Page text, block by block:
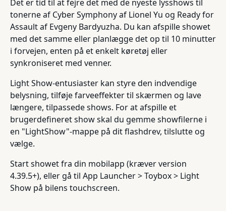
Det er tid til at fejre det med de nyeste lysshows til
tonerne af Cyber Symphony af Lionel Yu og Ready for
Assault af Evgeny Bardyuzha. Du kan afspille showet
med det samme eller planlægge det op til 10 minutter
i forvejen, enten på et enkelt køretøj eller
synkroniseret med venner.
Light Show-entusiaster kan styre den indvendige
belysning, tilføje farveeffekter til skærmen og lave
længere, tilpassede shows. For at afspille et
brugerdefineret show skal du gemme showfilerne i
en "LightShow"-mappe på dit flashdrev, tilslutte og
vælge.
Start showet fra din mobilapp (kræver version
4.39.5+), eller gå til App Launcher > Toybox > Light
Show på bilens touchscreen.